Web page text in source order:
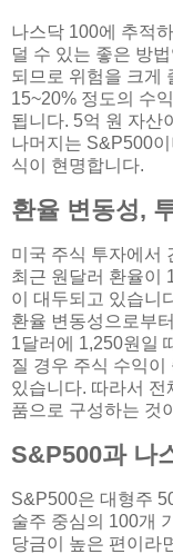
나스닥 100에 추적
덜 수 있는 좋은 방
되므로 위험을 크게
15~20% 정도의 수
됩니다. 5억 원 자산
나머지는 S&P500
식이 현명합니다.
환율 변동성,
미국 주식 투자에서
최근 원달러 환율이
이 대두되고 있습니
환율 변동성으로부
1달러에 1,250원일
질 경우 주식 수익
있습니다. 따라서
품으로 구성하는 것
S&P500과 나
S&P500은 대형주
술주 중심의 100개
당금이 높은 편이라